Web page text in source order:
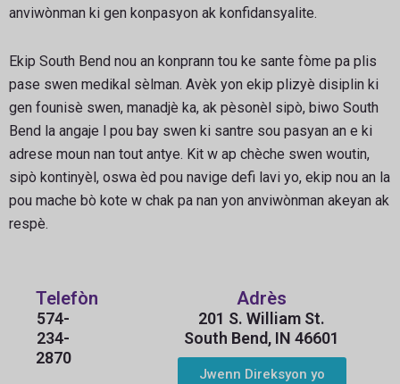
anviwònman ki gen konpasyon ak konfidansyalite.
Ekip South Bend nou an konprann tou ke sante fòme pa plis
pase swen medikal sèlman. Avèk yon ekip plizyè disiplin ki
gen founisè swen, manadjè ka, ak pèsonèl sipò, biwo South
Bend la angaje l pou bay swen ki santre sou pasyan an e ki
adrese moun nan tout antye. Kit w ap chèche swen woutin,
sipò kontinyèl, oswa èd pou navige defi lavi yo, ekip nou an la
pou mache bò kote w chak pa nan yon anviwònman akeyan ak
respè.
Telefòn
574-
234-
2870
Adrès
201 S. William St.
South Bend, IN 46601
Jwenn Direksyon yo